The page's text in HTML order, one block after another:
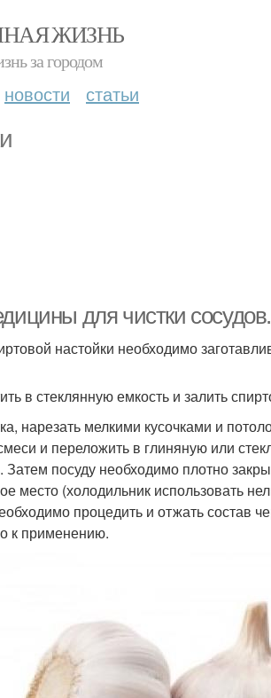
ЖИЗНЬ
за городом
новости статьи
для чистки
настойки необходимо
в стеклянную емкость и залить
нарезать мелкими кусочками и
и переложить в глиняную или
Затем посуду необходимо плотно
место (холодильник использовать
процедить и отжать состав
к применению.